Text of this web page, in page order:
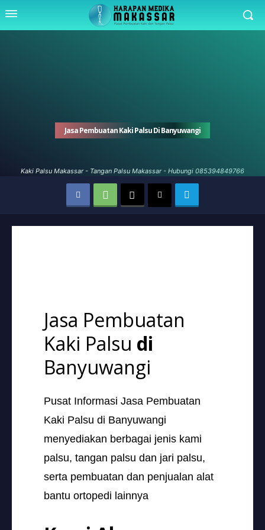
Jasa Pembuatan Kaki Palsu Di Banyuwangi
Kaki Palsu Makassar - Tangan Palsu Makassar - Hubungi 085394849766
Jasa Pembuatan
Kaki Palsu di
Banyuwangi
Pusat Informasi Jasa Pembuatan
Kaki Palsu di Banyuwangi
menyediakan berbagai jenis kami
palsu, tangan palsu dan jari palsu,
serta pembuatan dan penjualan alat
bantu ortopedi lainnya